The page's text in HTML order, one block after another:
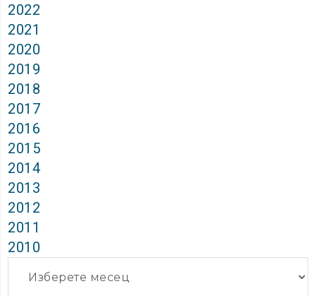
2022
2021
2020
2019
2018
2017
2016
2015
2014
2013
2012
2011
2010